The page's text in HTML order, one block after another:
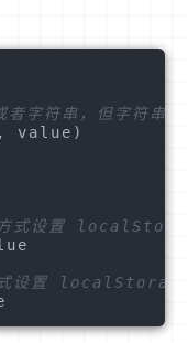
符串，但字符串必
value)
方式设置
式设置